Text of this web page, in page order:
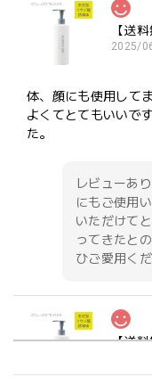
2025/
体、顔にも使用して
よくてとてもいいで
た。
レビューあ
にもご使用
いただけて
ってきたと
ひご愛用く